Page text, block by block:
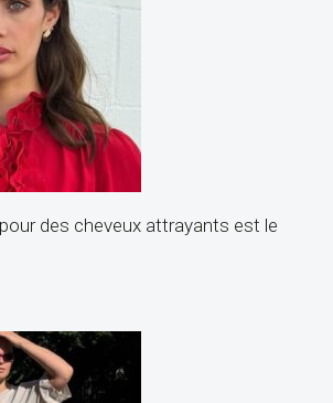
des cheveux attrayants est le